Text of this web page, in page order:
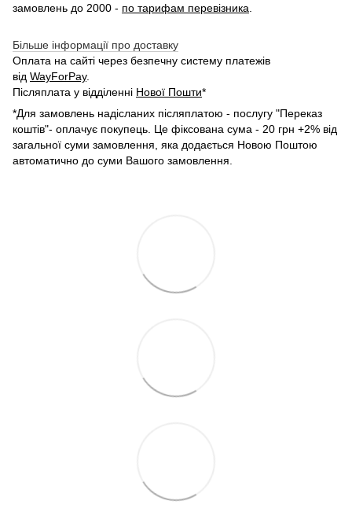
замовлень до 2000 - по тарифам перевізника
Більше інформації про доставку
Оплата на сайті через безпечну систему платежів
від WayForPay.
Післяплата у відділенні Нової Пошти*
*Для замовлень надісланих післяплатою - послугу "Переказ
коштів"- оплачує покупець. Це фіксована сума - 20 грн +2% від
загальної суми замовлення, яка додається Новою Поштою
автоматично до суми Вашого замовлення.